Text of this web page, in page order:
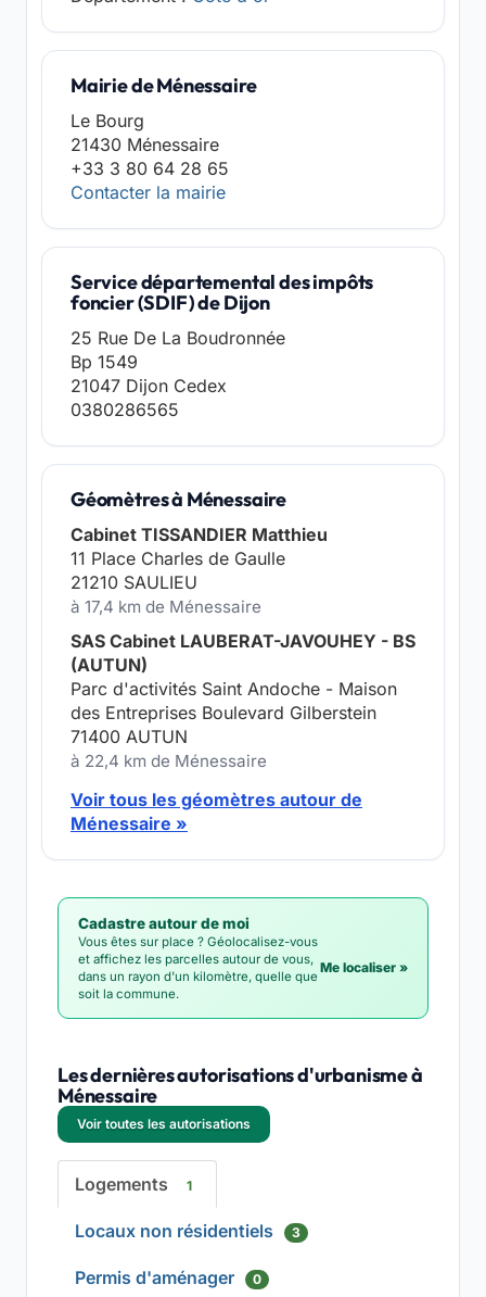
Mairie de Ménessaire
Le Bourg
21430 Ménessaire
+33 3 80 64 28 65
Contacter la mairie
Service départemental des impôts
foncier (SDIF) de Dijon
25 Rue De La Boudronnée
Bp 1549
21047 Dijon Cedex
0380286565
Géomètres à Ménessaire
Cabinet TISSANDIER Matthieu
11 Place Charles de Gaulle
21210 SAULIEU
à 17,4 km de Ménessaire
SAS Cabinet LAUBERAT-JAVOUHEY - BS
(AUTUN)
Parc d'activités Saint Andoche - Maison
des Entreprises Boulevard Gilberstein
71400 AUTUN
à 22,4 km de Ménessaire
Voir tous les géomètres autour de
Ménessaire »
Cadastre autour de moi
Vous êtes sur place ? Géolocalisez-vous
et affichez les parcelles autour de vous,
dans un rayon d'un kilomètre, quelle que
soit la commune.
Me localiser »
Les dernières autorisations d'urbanisme à
Ménessaire
Voir toutes les autorisations
Logements 1
Locaux non résidentiels 3
Permis d'aménager 0